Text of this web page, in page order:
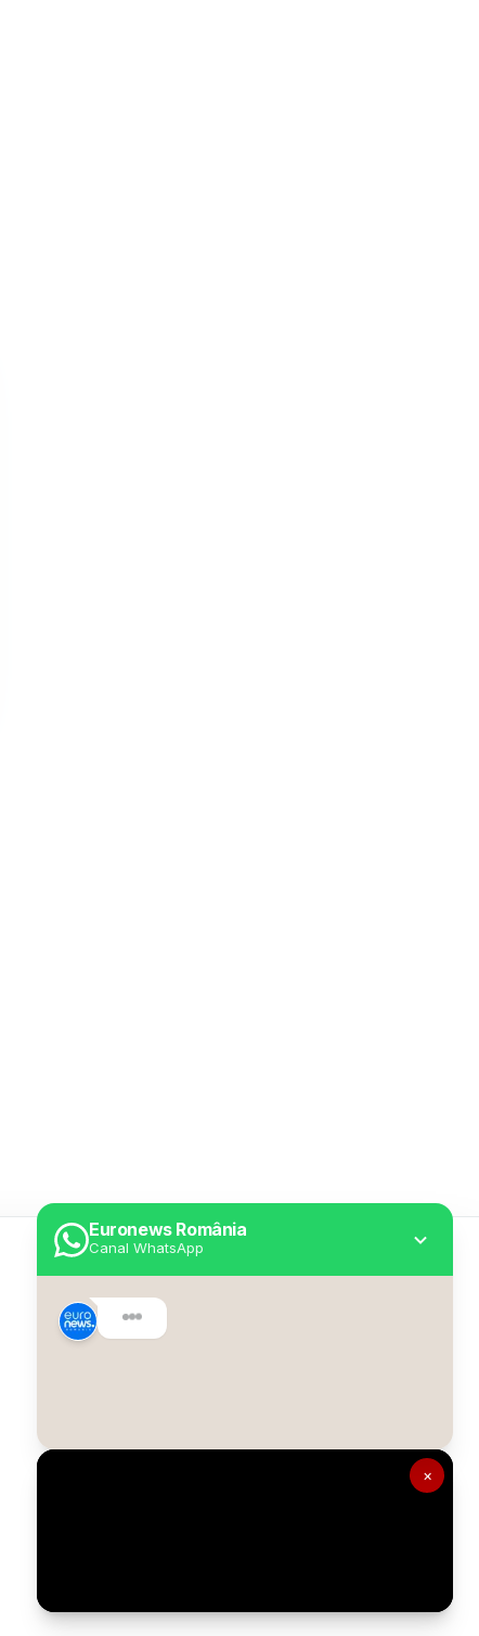
×
Euronews România
Canal WhatsApp
Despre Euronews